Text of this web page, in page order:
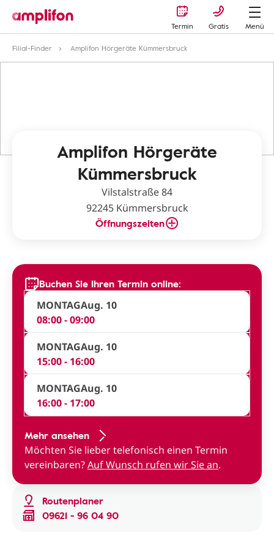
Termin Gratis
Menü
Filial-Finder
Amplifon Hörgeräte Kümmersbruck
Amplifon Hörgeräte
Kümmersbruck
Vilstalstraße 84
92245 Kümmersbruck
Öffnungszeiten
Routenplaner
09621 - 96 04 90
Buchen Sie Ihren Termin online:
MONTAGAug. 10
08:00 - 09:00
MONTAGAug. 10
15:00 - 16:00
MONTAGAug. 10
16:00 - 17:00
Mehr ansehen
Möchten Sie lieber telefonisch einen Termin
vereinbaren?Auf Wunsch rufen wir Sie an.